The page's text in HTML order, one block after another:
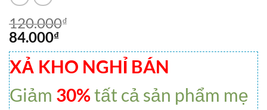
120.000₫
84.000₫
XẢ KHO NGHỈ BÁN
Giảm 30%tất cả sản phẩm mẹ